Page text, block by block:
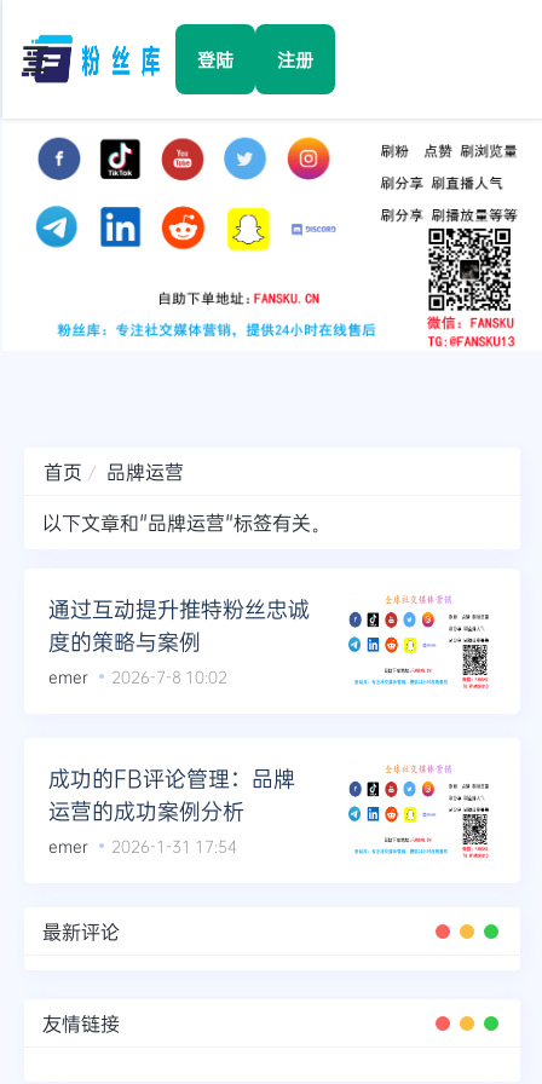
☰ 登陆 注册
Facebook
TikTok
YouTube
Telegram
更多
首页
品牌运营
以下文章和"品牌运营"标签有关。
通过互动提升推特粉丝忠诚
度的策略与案例
emer 2026-7-8 10:02
成功的FB评论管理：品牌
运营的成功案例分析
emer 2026-1-31 17:54
最新评论
友情链接